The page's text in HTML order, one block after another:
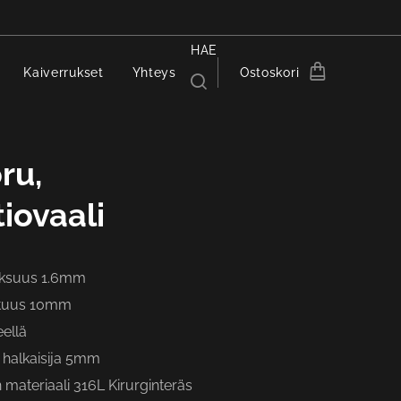
Kaiverrukset Yhteys
HAE
Ostoskori
1.6mm
10mm
5mm
materiaali 316L Kirurginteräs